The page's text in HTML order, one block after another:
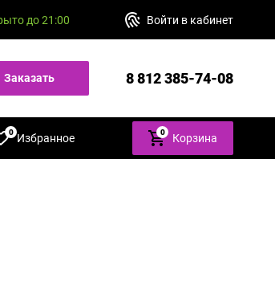
до 21:00 Войти в кабинет
Заказать 8 812 385-74-08
Избранное
0 0 Корзина